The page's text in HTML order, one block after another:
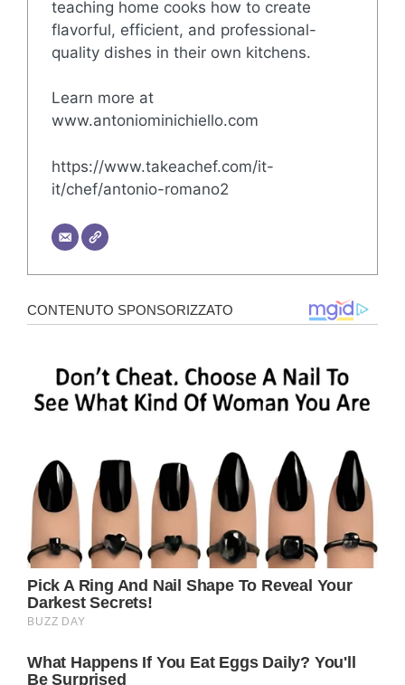
teaching home cooks how to create
flavorful, efficient, and professional-
quality dishes in their own kitchens.
Learn more at
www.antoniominichiello.com
https://www.takeachef.com/it-
it/chef/antonio-romano2